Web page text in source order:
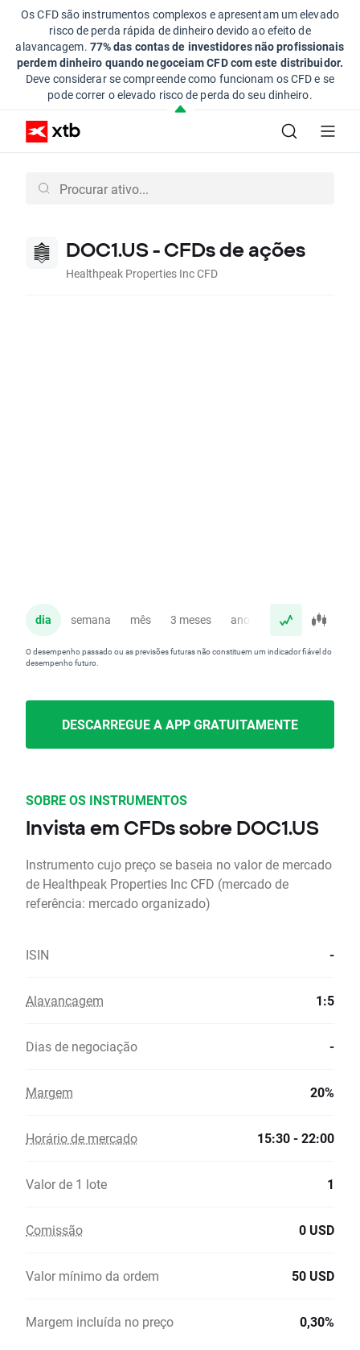
Os CFD são instrumentos complexos e apresentam um elevado
risco de perda rápida de dinheiro devido ao efeito de
alavancagem. 77% das contas de investidores não profissionais
perdem dinheiro quando negoceiam CFD com este distribuidor.
Deve considerar se compreende como funcionam os CFD e se
pode correr o elevado risco de perda do seu dinheiro.
DOC1.US - CFDs de ações
Healthpeak Properties Inc CFD
dia semana mês 3 meses ano
O desempenho passado ou as previsões futuras não constituem um indicador fiável do
desempenho futuro.
DESCARREGUE A APP GRATUITAMENTE
SOBRE OS INSTRUMENTOS
Invista em CFDs sobre DOC1.US
Instrumento cujo preço se baseia no valor de mercado
de Healthpeak Properties Inc CFD (mercado de
referência: mercado organizado)
ISIN -
Alavancagem 1:5
Dias de negociação -
Margem 20%
Horário de mercado 15:30 - 22:00
Valor de 1 lote 1
Comissão 0 USD
Valor mínimo da ordem 50 USD
Margem incluída no preço 0,30%